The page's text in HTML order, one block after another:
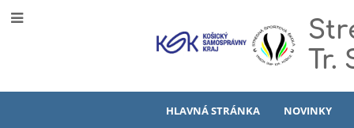
Tr.
HLAVNÁ STRÁNKA NOVINKY